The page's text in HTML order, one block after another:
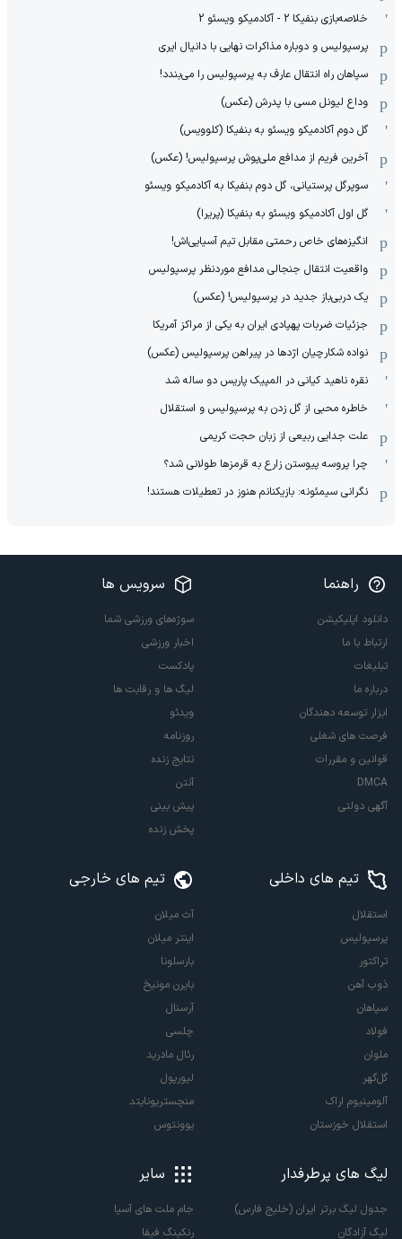
خلاصه‌بازی بنفیکا 2 - آکادمیکو ویسئو 2
پرسپولیس و دوباره مذاکرات نهایی با دانیال ایری
سپاهان راه انتقال عارف به پرسپولیس را می‌بندد!
وداع لیونل مسی با پدرش (عکس)
گل دوم آکادمیکو ویسئو به بنفیکا (کلوویس)
آخرین فریم از مدافع ملی‌پوش پرسپولیس! (عکس)
سوپرگل پرستیانی، گل دوم بنفیکا به آکادمیکو ویسئو
گل اول آکادمیکو ویسئو به بنفیکا (پریرا)
انگیزه‌های خاص رحمتی مقابل تیم‌ آسیایی‌اش!
واقعیت انتقال جنجالی مدافع موردنظر پرسپولیس
یک دربی‌باز جدید در پرسپولیس! (عکس)
جزئیات ضربات پهپادی ایران به یکی از مراکز آمریکا
نواده شکارچیان اژدها در پیراهن پرسپولیس (عکس)
نقره ناهید کیانی در المپیک پاریس دو ساله شد
خاطره محبی از گل زدن به پرسپولیس و استقلال
علت جدایی ربیعی از زبان حجت کریمی
چرا پروسه پیوستن زارع به قرمزها طولانی شد؟
نگرانی سیمئونه: بازیکنانم هنوز در تعطیلات هستند!
راهنما
دانلود اپلیکیشن
ارتباط با ما
تبلیغات
درباره ما
ابزار توسعه دهندگان
فرصت های شغلی
قوانین و مقررات
DMCA
آگهی دولتی
سرویس ها
سوژه‌های ورزشی شما
اخبار ورزشی
پادکست
لیگ ها و رقابت ها
ویدئو
روزنامه
نتایج زنده
آنتن
پیش بینی
پخش زنده
تیم های داخلی
استقلال
پرسپولیس
تراکتور
ذوب آهن
سپاهان
فولاد
ملوان
گل‌گهر
آلومینیوم اراک
استقلال خوزستان
تیم های خارجی
آث میلان
اینتر میلان
بارسلونا
بایرن مونیخ
آرسنال
چلسی
رئال مادرید
لیورپول
منچستریونایتد
یوونتوس
لیگ های پرطرفدار
جدول لیگ برتر ایران (خلیج فارس)
لیگ آزادگان
سایر
جام ملت های آسیا
رنکینگ فیفا